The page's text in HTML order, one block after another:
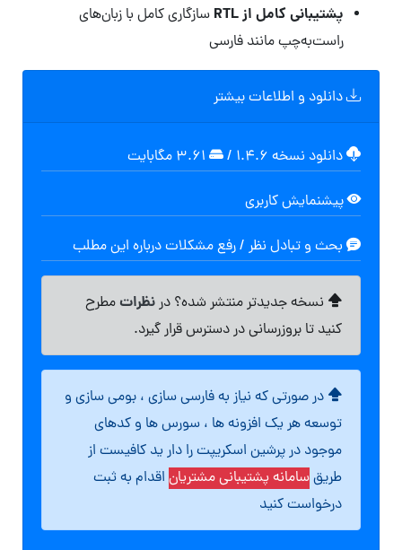
پشتیبانی کامل از RTL
سازگاری کامل با زبان‌های
راست‌به‌چپ مانند فارسی
دانلود و اطلاعات بیشتر
دانلود نسخه ۱.۴.۶ /
پیشنمایش کاربری
بحث و تبادل نظر / رفع مشکلات درباره این مطلب
نسخه جدیدتر منتشر شده؟ درنظراتمطرح
کنید تا بروزرسانی در دسترس قرار گیرد.
در صورتی که نیاز به فارسی سازی ، بومی سازی و
توسعه هر یک افزونه ها ، سورس ها و کدهای
موجود در پرشین اسکریپت را دار ید کافیست از
طریقسامانه پشتیبانی مشتریان اقدام به ثبت
درخواست کنید